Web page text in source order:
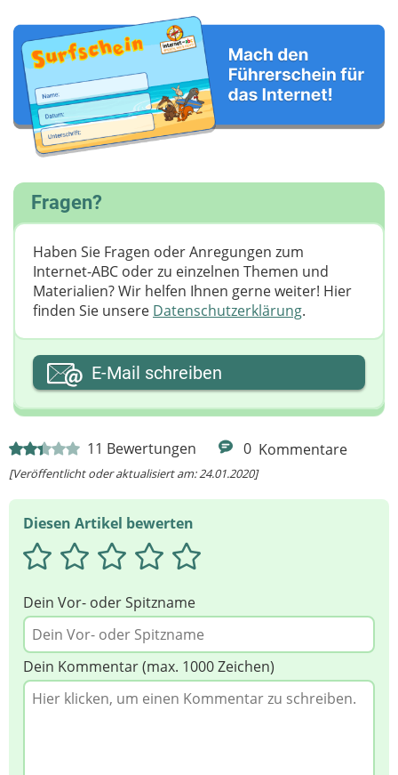
11 Bewertungen 0 Kommentare
[Veröffentlicht oder aktualisiert am: 24.01.2020]
Diesen Artikel bewerten
Dein Vor- oder Spitzname
Dein Kommentar (max. 1000 Zeichen)
Fragen?
Haben Sie Fragen oder Anregungen zum
Internet-ABC oder zu einzelnen Themen und
Materialien? Wir helfen Ihnen gerne weiter! ​Hier
finden Sie unsere Datenschutzerklärung.
Ihre E-Mail-Adresse
Ihre Nachricht
E-Mail schreiben